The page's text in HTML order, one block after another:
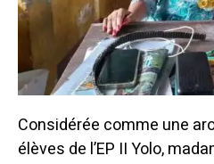
Considérée comme une
élèves de l’EP II Yolo,